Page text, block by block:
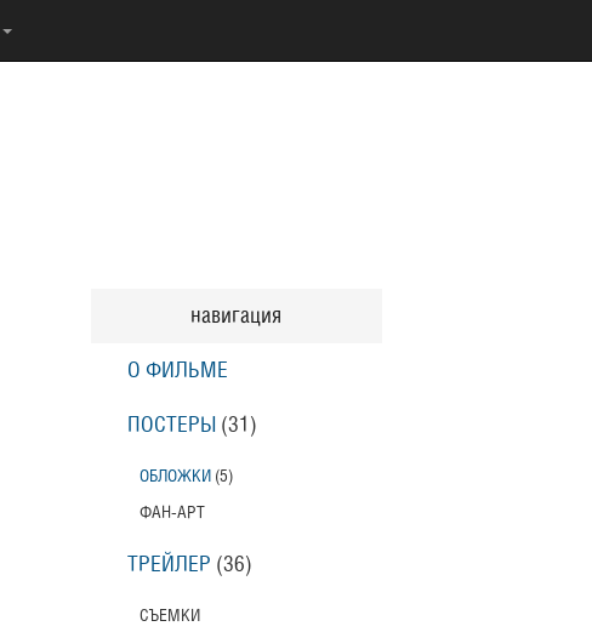
навигация
О ФИЛЬМЕ
ПОСТЕРЫ (31)
ОБЛОЖКИ (5)
ФАН-АРТ
ТРЕЙЛЕР (36)
СЪЕМКИ